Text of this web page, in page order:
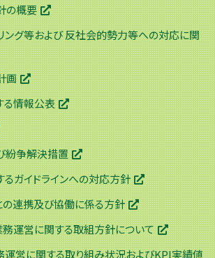
の概要
ング等および 反社会的勢力等への対応に関
画
る情報公表
紛争解決措置
ガイドラインへの対応方針
連携及び協働に係る方針
運営に関する取組方針について
運営に関する取り組み状況およびKPI実績値